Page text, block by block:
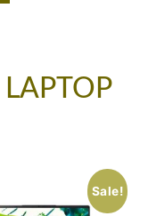
LAPTOP
Sale!